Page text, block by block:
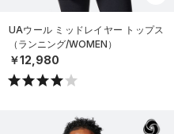
UAウール ミッドレイヤー トップス
（ランニング/WOMEN）
￥12,980